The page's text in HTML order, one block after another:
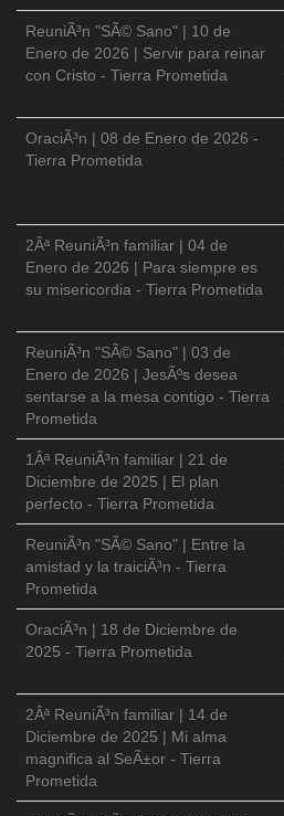
ReuniÃ³n "SÃ© Sano" | 10 de
Enero de 2026 | Servir para reinar
con Cristo - Tierra Prometida
OraciÃ³n | 08 de Enero de 2026 -
Tierra Prometida
2Âª ReuniÃ³n familiar | 04 de
Enero de 2026 | Para siempre es
su misericordia - Tierra Prometida
ReuniÃ³n "SÃ© Sano" | 03 de
Enero de 2026 | JesÃºs desea
sentarse a la mesa contigo - Tierra
Prometida
1Âª ReuniÃ³n familiar | 21 de
Diciembre de 2025 | El plan
perfecto - Tierra Prometida
ReuniÃ³n "SÃ© Sano" | Entre la
amistad y la traiciÃ³n - Tierra
Prometida
OraciÃ³n | 18 de Diciembre de
2025 - Tierra Prometida
2Âª ReuniÃ³n familiar | 14 de
Diciembre de 2025 | Mi alma
magnifica al SeÃ±or - Tierra
Prometida